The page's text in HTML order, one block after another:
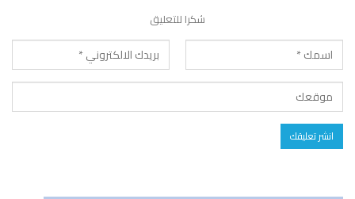
شكرا للتعليق